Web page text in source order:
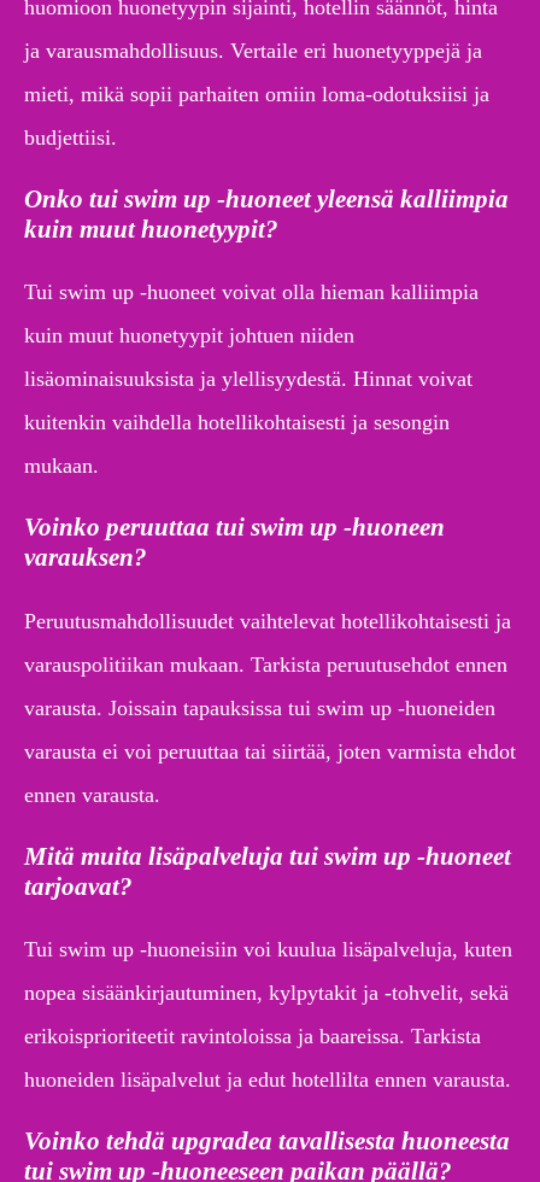
huomioon huonetyypin sijainti, hotellin säännöt, hinta
ja varausmahdollisuus. Vertaile eri huonetyyppejä ja
mieti, mikä sopii parhaiten omiin loma-odotuksiisi ja
budjettiisi.
Onko tui swim up -huoneet yleensä kalliimpia
kuin muut huonetyypit?
Tui swim up -huoneet voivat olla hieman kalliimpia
kuin muut huonetyypit johtuen niiden
lisäominaisuuksista ja ylellisyydestä. Hinnat voivat
kuitenkin vaihdella hotellikohtaisesti ja sesongin
mukaan.
Voinko peruuttaa tui swim up -huoneen
varauksen?
Peruutusmahdollisuudet vaihtelevat hotellikohtaisesti ja
varauspolitiikan mukaan. Tarkista peruutusehdot ennen
varausta. Joissain tapauksissa tui swim up -huoneiden
varausta ei voi peruuttaa tai siirtää, joten varmista ehdot
ennen varausta.
Mitä muita lisäpalveluja tui swim up -huoneet
tarjoavat?
Tui swim up -huoneisiin voi kuulua lisäpalveluja, kuten
nopea sisäänkirjautuminen, kylpytakit ja -tohvelit, sekä
erikoisprioriteetit ravintoloissa ja baareissa. Tarkista
huoneiden lisäpalvelut ja edut hotellilta ennen varausta.
Voinko tehdä upgradea tavallisesta huoneesta
tui swim up -huoneeseen paikan päällä?